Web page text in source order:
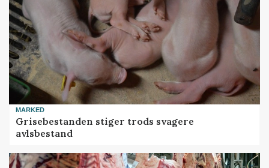
MARKED
Grisebestanden stiger trods svagere
avlsbestand